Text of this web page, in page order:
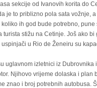
sekcije od Ivanovih korita do
je to priblizno pola sata vožnje,
ih god bude potrebno,
turista stižu na Cetinje. Još ako
u Rio de Ženeiru su
uglavnom izletnici iz Dubrovnika
Njihovo vrijeme dolaska i plan
znao i broj potrebnih autobusa.